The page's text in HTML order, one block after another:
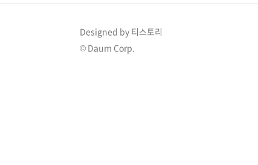
Designed by 티스토리
© Daum Corp.